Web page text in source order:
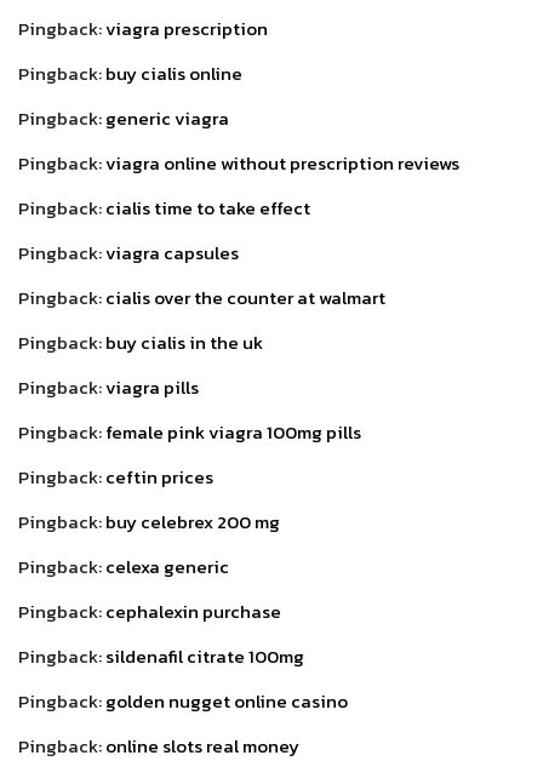
Pingback:viagra prescription
Pingback:buy cialis online
Pingback:generic viagra
Pingback:viagra online without prescription reviews
Pingback:cialis time to take effect
Pingback:viagra capsules
Pingback:cialis over the counter at walmart
Pingback:buy cialis in the uk
Pingback:viagra pills
Pingback:female pink viagra 100mg pills
Pingback:ceftin prices
Pingback:buy celebrex 200 mg
Pingback:celexa generic
Pingback:cephalexin purchase
Pingback:sildenafil citrate 100mg
Pingback:golden nugget online casino
Pingback:online slots real money